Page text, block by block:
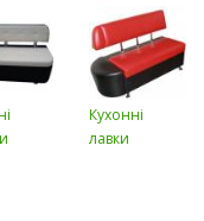
Кухонні
лавки